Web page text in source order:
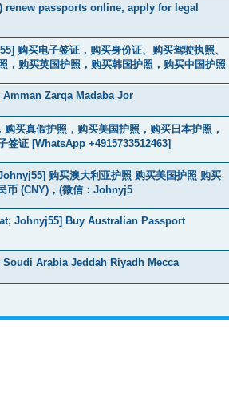
renew passports online, apply for legal
购买电子签证，购买身份证、购买驾驶执照、
，购买英国护照，购买韩国护照，购买中国护照
Amman Zarqa Madaba Jor
买真假护照，购买美国护照，购买日本护照，
签证 [WhatsApp +4915733512463]
购买澳大利亚护照 购买美国护照 购买
币 (CNY)，(微信：Johnyj5
Johnyj55] Buy Australian Passport
Soudi Arabia Jeddah Riyadh Mecca